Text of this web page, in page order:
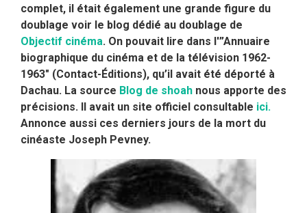
complet, il était également une grande figure du
doublage voir le blog dédié au doublage de
Objectif cinéma. On pouvait lire dans l'”Annuaire
biographique du cinéma et de la télévision 1962-
1963″ (Contact-Éditions), qu’il avait été déporté à
Dachau. La source Blog de shoah nous apporte des
précisions. Il avait un site officiel consultable ici.
Annonce aussi ces derniers jours de la mort du
cinéaste Joseph Pevney.